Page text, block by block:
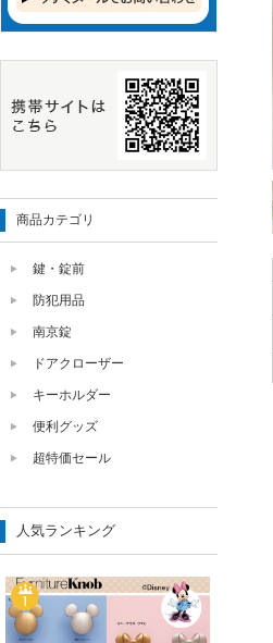
商品カテゴリ
鍵・錠前
防犯用品
南京錠
ドアクローザー
キーホルダー
便利グッズ
超特価セール
人気ランキング